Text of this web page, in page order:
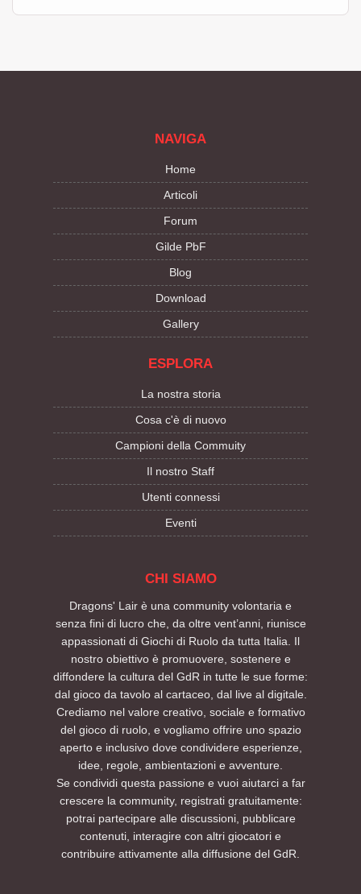
NAVIGA
Home
Articoli
Forum
Gilde PbF
Blog
Download
Gallery
ESPLORA
La nostra storia
Cosa c'è di nuovo
Campioni della Commuity
Il nostro Staff
Utenti connessi
Eventi
CHI SIAMO
Dragons' Lair è una community volontaria e
senza fini di lucro che, da oltre vent’anni, riunisce
appassionati di Giochi di Ruolo da tutta Italia. Il
nostro obiettivo è promuovere, sostenere e
diffondere la cultura del GdR in tutte le sue forme:
dal gioco da tavolo al cartaceo, dal live al digitale.
Crediamo nel valore creativo, sociale e formativo
del gioco di ruolo, e vogliamo offrire uno spazio
aperto e inclusivo dove condividere esperienze,
idee, regole, ambientazioni e avventure.
Se condividi questa passione e vuoi aiutarci a far
crescere la community, registrati gratuitamente:
potrai partecipare alle discussioni, pubblicare
contenuti, interagire con altri giocatori e
contribuire attivamente alla diffusione del GdR.